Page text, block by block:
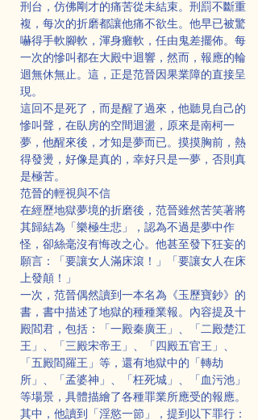
刑台，仿佛剛才的痛苦從未結束。刑罰不斷重
複，每次的折磨都讓他痛不欲生。他早已被驚
嚇得手軟腳軟，渾身癱軟，任由鬼差擺佈。每
一次的慘叫都在大殿中迴響，然而，報應的輪
迴無休無止。這，正是范晉因果業障的直接呈
現。
這回不是死了，而是醒了過來，他聽見自己的
慘叫聲，在臥房的空間迴盪，原來是南柯一
夢，他醒來後，才知是夢而已。摸摸胸前，熱
得發燙，好像是真的，幸好只是一夢，否則真
是極苦。
范晉的輕視與不信
在經歷地獄夢境的折磨後，范晉雖然苦笑著將
其歸結為「樂極生悲」，認為不過是夢中作
怪，卻絲毫沒有悔改之心。他甚至發下狂妄的
願言：「要讓女人滿床滾！」「要讓女人在床
上發顛！」
一次，范晉偶然讀到一本名為《玉歷寶鈔》的
書，書中描述了地獄的種種業報。內容提及十
殿閻君，包括：「一殿秦廣王」、「二殿楚江
王」、「三殿宋帝王」、「四殿五官王」、
「五殿閻羅王」等，還有地獄中的「轉劫
所」、「孟婆神」、「枉死城」、「血污池」
等場景，具體描繪了各種罪業所應受的報應。
其中，他讀到「淫慾一節」，提到以下罪行：